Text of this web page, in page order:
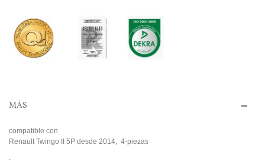
MÁS
compatible con
Renault Twingo II 5P desde 2014, 4-piezas
.